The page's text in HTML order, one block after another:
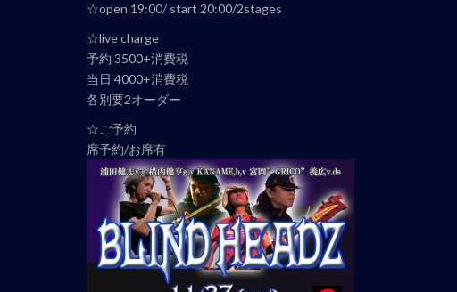
シ
ョ
ン
☆open 19:00/ start 20:00/2stages
☆live charge
予約 3500+消費税
当日 4000+消費税
各別要2オーダー
☆ご予約
席予約/お席有